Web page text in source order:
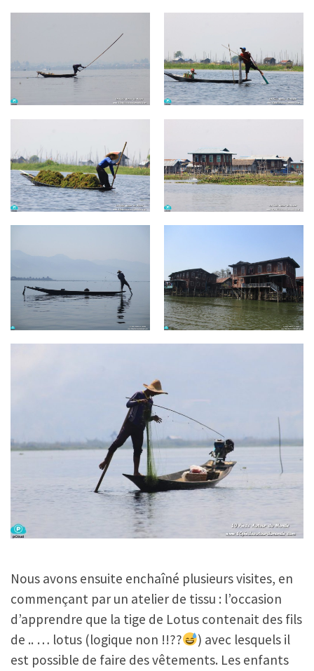
Nous avons ensuite enchaîné plusieurs visites, en
commençant par un atelier de tissu : l’occasion
d’apprendre que la tige de Lotus contenait des fils
de .. … lotus (logique non !!??
) avec lesquels il
est possible de faire des vêtements. Les enfants